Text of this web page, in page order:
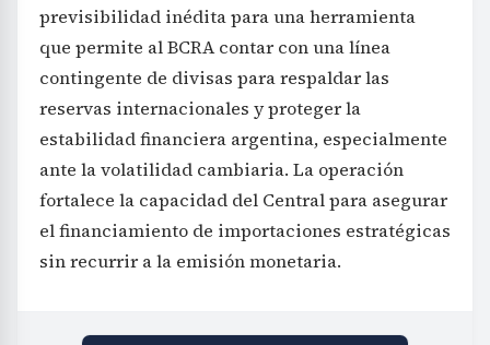
previsibilidad inédita para una herramienta
que permite al BCRA contar con una línea
contingente de divisas para respaldar las
reservas internacionales y proteger la
estabilidad financiera argentina, especialmente
ante la volatilidad cambiaria. La operación
fortalece la capacidad del Central para asegurar
el financiamiento de importaciones estratégicas
sin recurrir a la emisión monetaria.